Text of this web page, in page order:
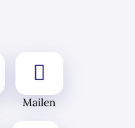
Mailen